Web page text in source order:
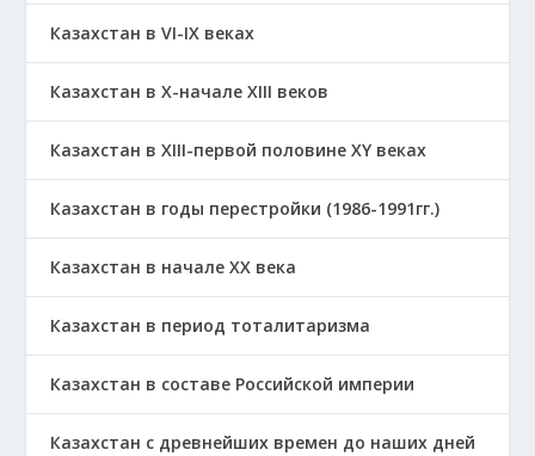
Казахстан в VI-IX веках
Казахстан в X-начале XIII веков
Казахстан в XIII-первой половине ХҮ веках
Казахстан в годы перестройки (1986-1991гг.)
Казахстан в начале ХХ века
Казахстан в период тоталитаризма
Казахстан в составе Российской империи
Казахстан с древнейших времен до наших дней